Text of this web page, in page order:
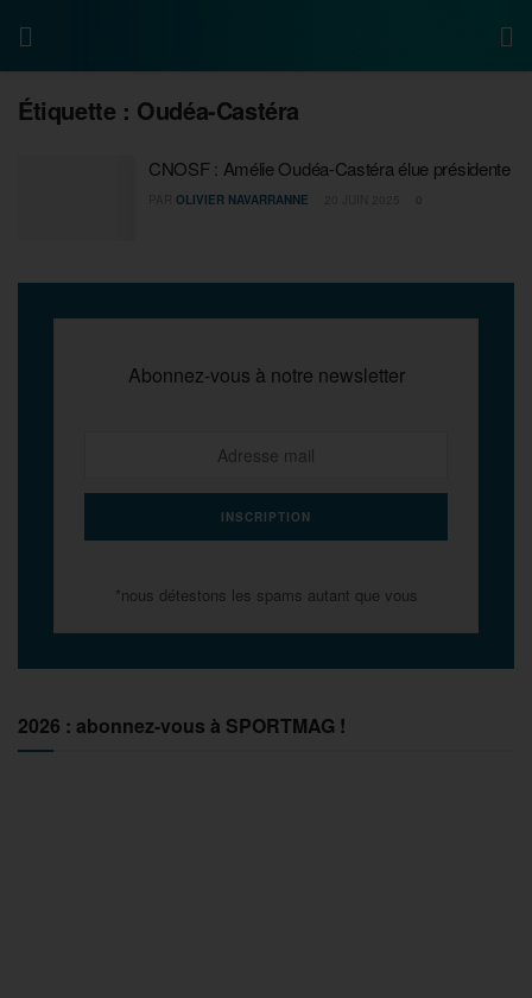
Étiquette : Oudéa-Castéra
CNOSF : Amélie Oudéa-Castéra élue présidente
OLIVIER NAVARRANNE
Abonnez-vous à notre newsletter
*nous détestons les spams autant que vous
2026 : abonnez-vous à SPORTMAG !